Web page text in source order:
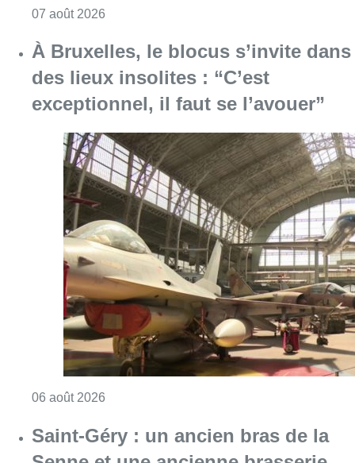
07 août 2026
À Bruxelles, le blocus s’invite dans
des lieux insolites : “C’est
exceptionnel, il faut se l’avouer”
06 août 2026
Saint-Géry : un ancien bras de la